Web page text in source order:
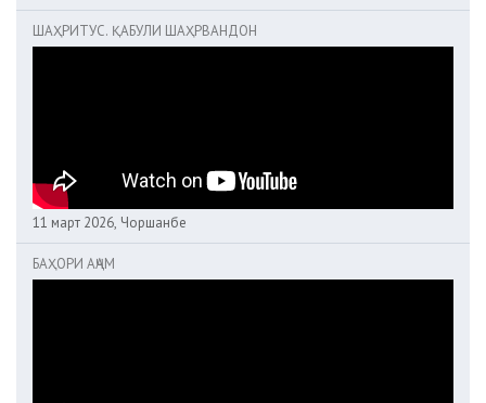
ШАҲРИТУС. ҚАБУЛИ ШАҲРВАНДОН
11 март 2026, Чоршанбе
БАҲОРИ АҶАМ